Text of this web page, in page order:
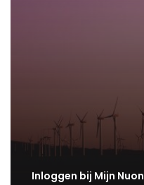
Inloggen bij Mijn Nuon